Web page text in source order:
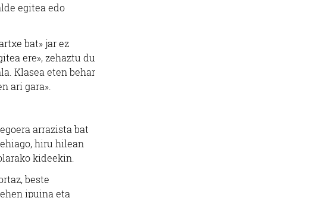
egitea edo
bat» jar ez
ere», zehaztu du
Klasea eten behar
ari gara».
arrazista bat
hiru hilean
kideekin.
beste
ipuina eta